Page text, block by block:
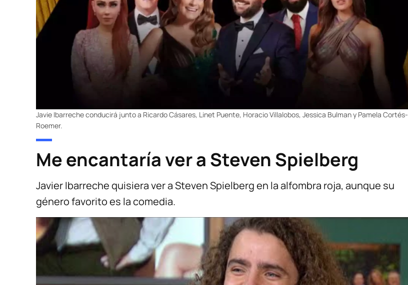
Javie Ibarreche conducirá junto a Ricardo Cásares, Linet Puente, Horacio Villalobos, Jessica Bulman y Pamela Cortés-
Roemer.
Me encantaría ver a Steven Spielberg
Javier Ibarreche quisiera ver a Steven Spielberg en la alfombra roja, aunque su
género favorito es la comedia.